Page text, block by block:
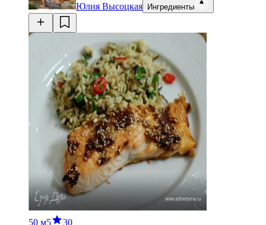
Юлия Высоцкая Ингредиенты
50 м5 30